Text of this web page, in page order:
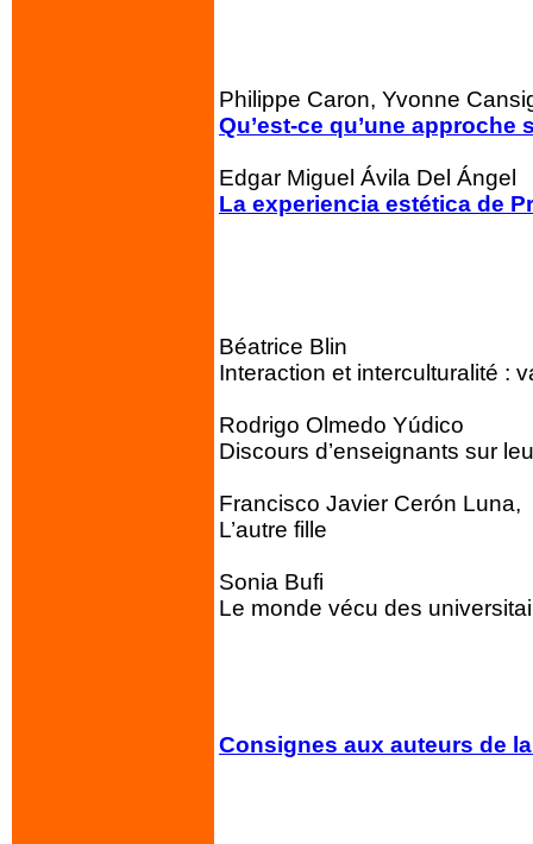
Philippe Caron, Yvonne
Qu’est-ce qu’une
Edgar Miguel Ávila Del Ángel
La experiencia estética de
Béatrice Blin
Interaction et interculturalité :
Rodrigo Olmedo Yúdico
Discours d’enseignants sur
Francisco Javier Cerón Luna,
L’autre fille
Sonia Bufi
Le monde vécu des
Consignes aux auteurs de